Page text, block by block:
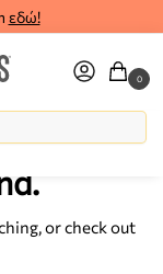
εδώ!
0
or check out